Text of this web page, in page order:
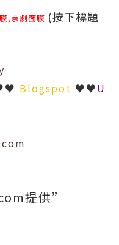
,京劇面膜 (按下標題
Blogspot ♥♥U
提供”